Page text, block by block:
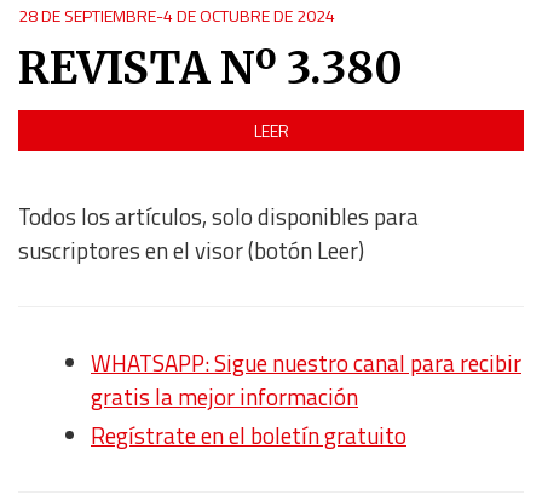
28 DE SEPTIEMBRE-4 DE OCTUBRE DE 2024
REVISTA Nº 3.380
LEER
Todos los artículos, solo disponibles para
suscriptores en el visor (botón Leer)
WHATSAPP: Sigue nuestro canal para recibir
gratis la mejor información
Regístrate en el boletín gratuito